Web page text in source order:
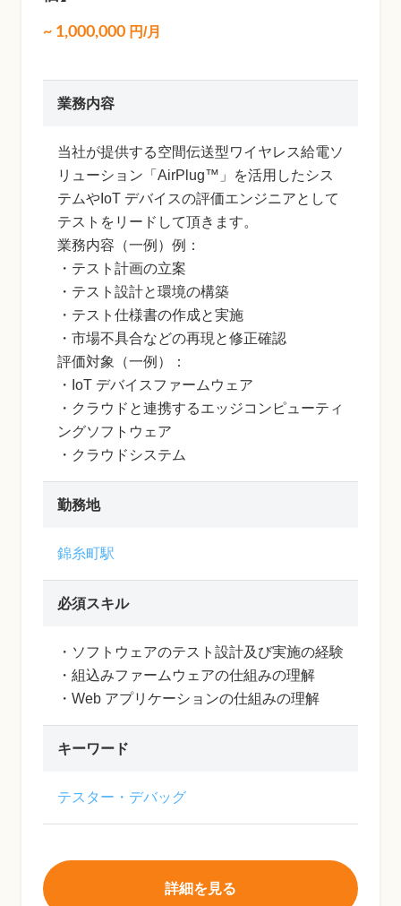
~ 1,000,000 円/月
業務内容
当社が提供する空間伝送型ワイヤレス給電ソ
リューション「AirPlug™」を活用したシス
テムやIoT デバイスの評価エンジニアとして
テストをリードして頂きます。
業務内容（一例）例：
・テスト計画の立案
・テスト設計と環境の構築
・テスト仕様書の作成と実施
・市場不具合などの再現と修正確認
評価対象（一例）：
・IoT デバイスファームウェア
・クラウドと連携するエッジコンピューティ
ングソフトウェア
・クラウドシステム
勤務地
錦糸町駅
必須スキル
・ソフトウェアのテスト設計及び実施の経験
・組込みファームウェアの仕組みの理解
・Web アプリケーションの仕組みの理解
キーワード
テスター・デバッグ
詳細を見る